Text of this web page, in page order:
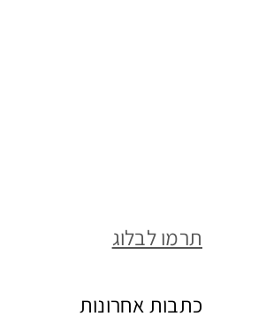
תרמו לבלוג
כתבות אחרונות